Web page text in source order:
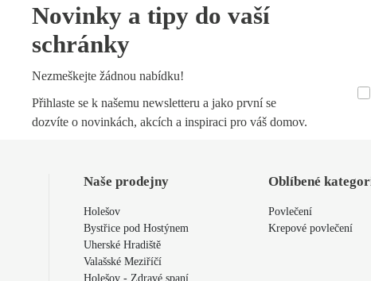
Novinky a tipy do vaší
schránky
Nezmeškejte žádnou nabídku!
Přihlaste se k našemu newsletteru a jako první se
dozvíte o novinkách, akcích a inspiraci pro váš domov.
Naše prodejny
Holešov
Bystřice pod Hostýnem
Uherské Hradiště
Valašské Meziříčí
Holešov - Zdravé spaní
Oblíbené
Povlečení
Krepové povlečení